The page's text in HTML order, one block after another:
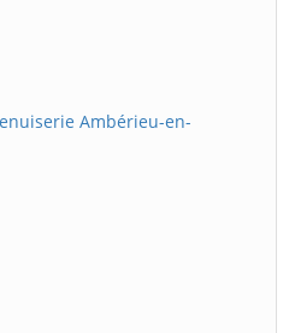
Ambérieu-en-